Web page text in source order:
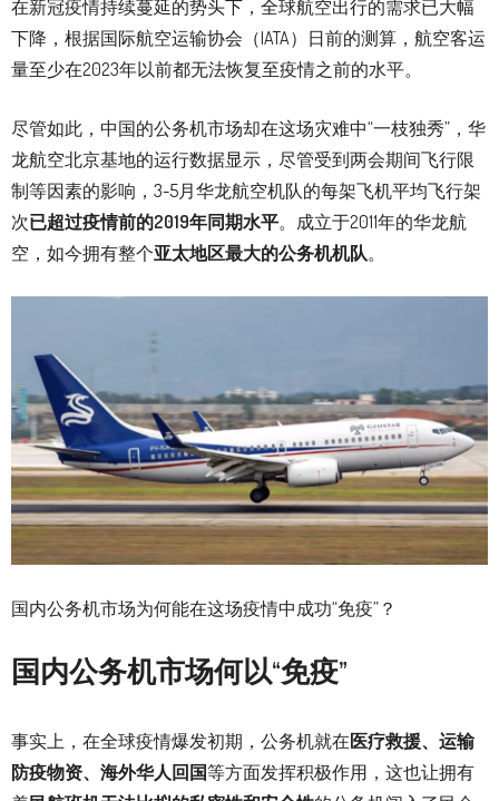
在新冠疫情持续蔓延的势头下，全球航空出行的需求已大幅
下降，根据国际航空运输协会（IATA）日前的测算，航空客运
量至少在2023年以前都无法恢复至疫情之前的水平。
尽管如此，中国的公务机市场却在这场灾难中“一枝独秀”，华
龙航空北京基地的运行数据显示，尽管受到两会期间飞行限
制等因素的影响，3-5月华龙航空机队的每架飞机平均飞行架
次已超过疫情前的2019年同期水平。成立于2011年的华龙航
空，如今拥有整个亚太地区最大的公务机机队。
国内公务机市场为何能在这场疫情中成功“免疫”？
国内公务机市场何以“免疫”
事实上，在全球疫情爆发初期，公务机就在医疗救援、运输
防疫物资、海外华人回国等方面发挥积极作用，这也让拥有